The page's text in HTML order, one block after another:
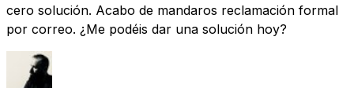
cero solución. Acabo de mandaros reclamación formal
por correo. ¿Me podéis dar una solución hoy?